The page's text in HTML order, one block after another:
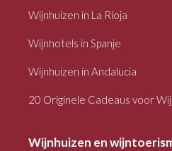
Wijnhuizen in La Rioja
Wijnhotels in Spanje
Wijnhuizen in Andalucia
20 Originele Cadeaus voor
Wijnhuizen en